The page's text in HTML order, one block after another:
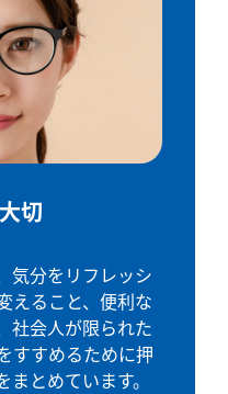
切
気分をリフレッシ
えること、便利な
社会人が限られた
すすめるために押
とめています。